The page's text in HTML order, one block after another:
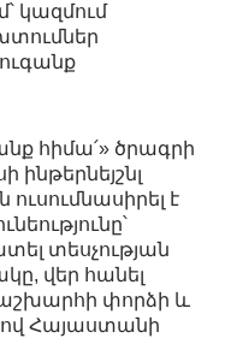
կազմում
հիմա՛» ծրագրի
է
տեսչության
վեր հանել
փորձի և
Հայաստանի